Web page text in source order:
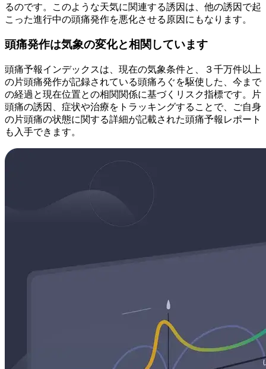
るのです。このような天気に関連する誘因は、他の誘因で起
こった進行中の頭痛発作を悪化させる原因にもなります。
頭痛発作は気象の変化と相関しています
頭痛予報インデックスは、現在の気象条件と、３千万件以上
の片頭痛発作が記録されている頭痛ろぐを駆使した、今まで
の経過と現在位置との相関関係に基づくリスク指標です。片
頭痛の誘因、症状や治療をトラッキングすることで、ご自身
の片頭痛の状態に関する詳細が記載された頭痛予報レポート
も入手できます。